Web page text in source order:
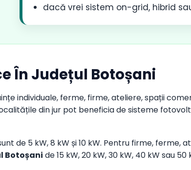
dacă vrei sistem on-grid, hibrid
În Județul Botoșani
individuale, ferme, firme, ateliere, spații
din jur pot beneficia de sisteme
de 5 kW, 8 kW și 10 kW. Pentru firme, ferme,
Botoșani de 15 kW, 20 kW, 30 kW, 40 kW sau 50